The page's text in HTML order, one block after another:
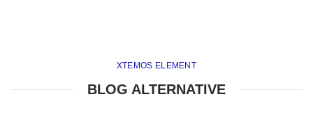
XTEMOS ELEMENT
BLOG ALTERNATIVE